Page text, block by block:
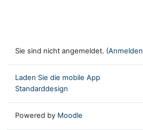
Sie sind nicht angemeldet. (Anmelden
Laden Sie die mobile App
Standarddesign
Powered by Moodle